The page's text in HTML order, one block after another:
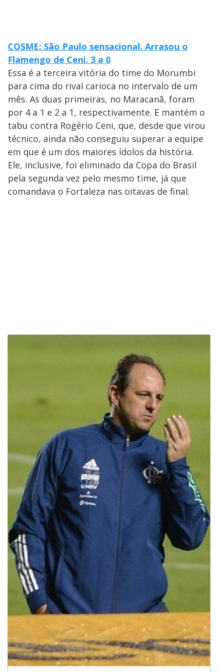
COSME: São Paulo sensacional. Arrasou o
Flamengo de Ceni. 3 a 0
Essa é a terceira vitória do time do Morumbi
para cima do rival carioca no intervalo de um
mês. As duas primeiras, no Maracanã, foram
por 4 a 1 e 2 a 1, respectivamente. E mantém o
tabu contra Rogério Ceni, que, desde que virou
técnico, ainda não conseguiu superar a equipe
em que é um dos maiores ídolos da história.
Ele, inclusive, foi eliminado da Copa do Brasil
pela segunda vez pelo mesmo time, já que
comandava o Fortaleza nas oitavas de final.